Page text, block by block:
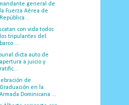
general de
la Fuerza Aérea de
República...
con vida todos
los tripulantes del
barco ...
dicta auto de
apertura a juicio y
ratific...
de
Graduación en la
Armada Dominicana ...